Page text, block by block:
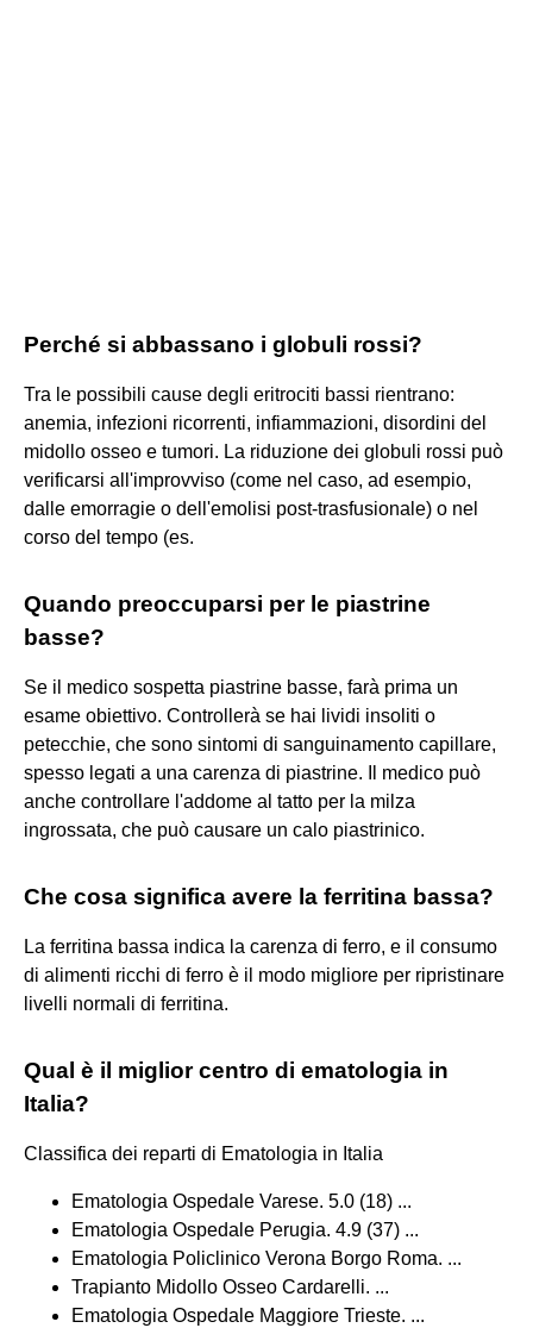
Perché si abbassano i globuli rossi?
Tra le possibili cause degli eritrociti bassi rientrano:
anemia, infezioni ricorrenti, infiammazioni, disordini del
midollo osseo e tumori. La riduzione dei globuli rossi può
verificarsi all'improvviso (come nel caso, ad esempio,
dalle emorragie o dell'emolisi post-trasfusionale) o nel
corso del tempo (es.
Quando preoccuparsi per le piastrine
basse?
Se il medico sospetta piastrine basse, farà prima un
esame obiettivo. Controllerà se hai lividi insoliti o
petecchie, che sono sintomi di sanguinamento capillare,
spesso legati a una carenza di piastrine. Il medico può
anche controllare l'addome al tatto per la milza
ingrossata, che può causare un calo piastrinico.
Che cosa significa avere la ferritina bassa?
La ferritina bassa indica la carenza di ferro, e il consumo
di alimenti ricchi di ferro è il modo migliore per ripristinare
livelli normali di ferritina.
Qual è il miglior centro di ematologia in
Italia?
Classifica dei reparti di Ematologia in Italia
Ematologia Ospedale Varese. 5.0 (18) ...
Ematologia Ospedale Perugia. 4.9 (37) ...
Ematologia Policlinico Verona Borgo Roma. ...
Trapianto Midollo Osseo Cardarelli. ...
Ematologia Ospedale Maggiore Trieste. ...